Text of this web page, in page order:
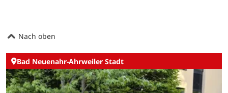
Nach oben
Bad Neuenahr-Ahrweiler Stadt